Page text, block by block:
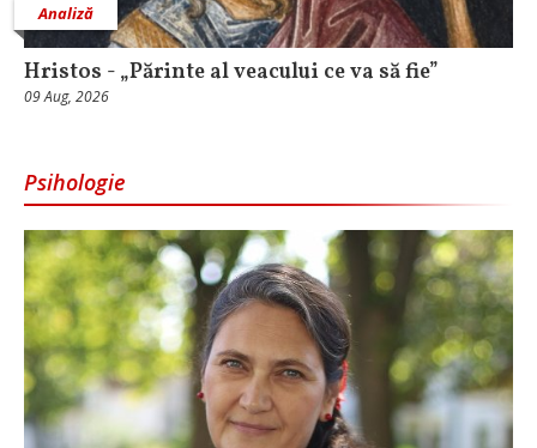
Analiză
Hristos - „Părinte al veacului ce va să fie”
09 Aug, 2026
Psihologie